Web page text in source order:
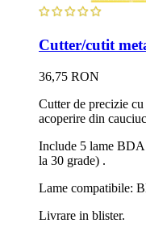
Cutter/cutit
36,75 RON
Cutter de precizie
acoperire din
Include 5 lame
la 30 grade) .
Lame compatibile:
Livrare in blister.